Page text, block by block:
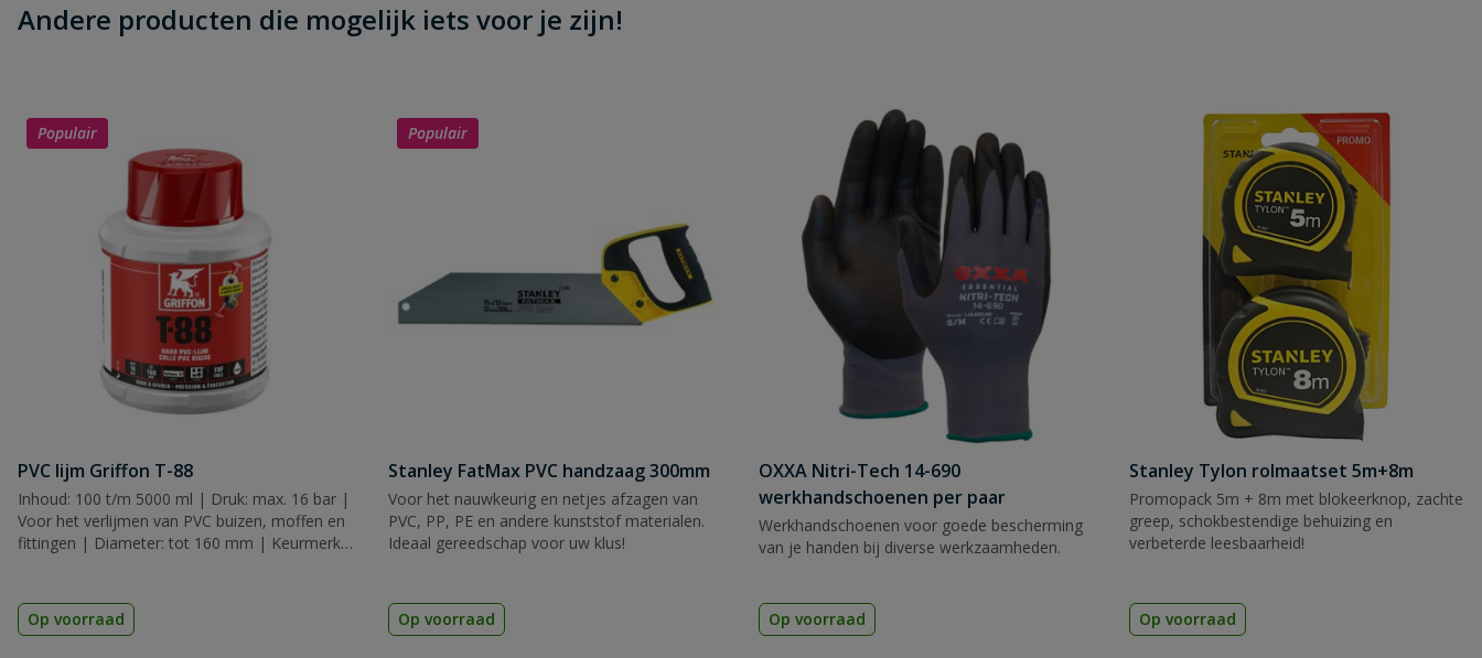
Andere producten die mogelijk iets voor je zijn!
Populair
PVC lijm Griffon T-88
Inhoud: 100 t/m 5000 ml | Druk: max. 16 bar |
Voor het verlijmen van PVC buizen, moffen en
fittingen | Diameter: tot 160 mm | Keurmerk:
Op voorraad
Populair
Stanley FatMax PVC handzaag 300mm
Voor het nauwkeurig en netjes afzagen van
PVC, PP, PE en andere kunststof materialen.
Ideaal gereedschap voor uw klus!
Op voorraad
OXXA Nitri-Tech 14-690
werkhandschoenen per paar
Werkhandschoenen voor goede bescherming
van je handen bij diverse werkzaamheden.
Op voorraad
Stanley Tylon rolmaatset 5m+8m
Promopack 5m + 8m met blokeerknop, zachte
greep, schokbestendige behuizing en
verbeterde leesbaarheid!
Op voorraad